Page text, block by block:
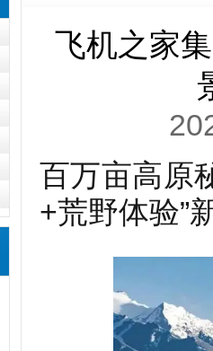
飞机之家
百万亩高原
+荒野体验”